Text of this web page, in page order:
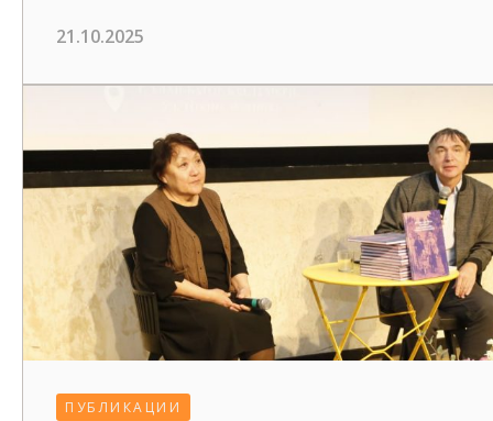
21.10.2025
ПУБЛИКАЦИИ